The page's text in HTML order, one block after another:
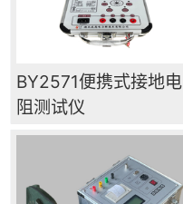
BY2571便携式接地电
阻测试仪